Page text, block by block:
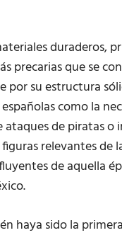
duraderos,
precarias que se
su estructura
como la
de piratas o
relevantes de
de aquella
haya sido la